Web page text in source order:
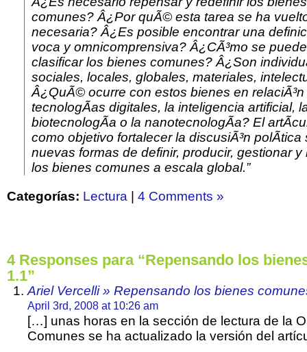
comunes? Â¿Por quÃ© esta tarea se ha
necesaria? Â¿Es posible encontrar una
voca y omnicomprensiva? Â¿CÃ³mo se
clasificar los bienes comunes? Â¿Son
sociales, locales, globales, materiales,
Â¿QuÃ© ocurre con estos bienes en
tecnologÃ­as digitales, la inteligencia artificial,
biotecnologÃ­a o la nanotecnologÃ­a? El
como objetivo fortalecer la discusiÃ³n polÃ­tica
nuevas formas de definir, producir, gestionar y
los bienes comunes a escala global.”
Categorías: Lectura 4 Comments »
4 Responses para “Repensando los
1.1”
Ariel Vercelli » Repensando los bienes
April 3rd, 2008 at 10:26 am
[…] unas horas en la sección de lectura de la
Comunes se ha actualizado la versión del